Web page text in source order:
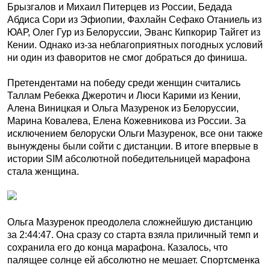
Брызгалов и Михаил Питерцев из России, Бедада
Абдиса Сори из Эфиопии, Фахлайн Сефако Отаниель из
ЮАР, Олег Гур из Белоруссии, Эванс Кипкорир Тайгет из
Кении. Однако из-за неблагоприятных погодных условий
ни один из фаворитов не смог добраться до финиша.
Претендентами на победу среди женщин считались
Таллам Ребекка Джеротич и Люси Карими из Кении,
Алена Виницкая и Ольга Мазуренок из Белоруссии,
Марина Ковалева, Елена Кожевникова из России. За
исключением белоруски Ольги Мазуренок, все они также
вынуждены были сойти с дистанции. В итоге впервые в
истории SIM абсолютной победительницей марафона
стала женщина.
Ольга Мазуренок преодолела сложнейшую дистанцию
за 2:44:47. Она сразу со старта взяла приличный темп и
сохранила его до конца марафона. Казалось, что
палящее солнце ей абсолютно не мешает. Спортсменка